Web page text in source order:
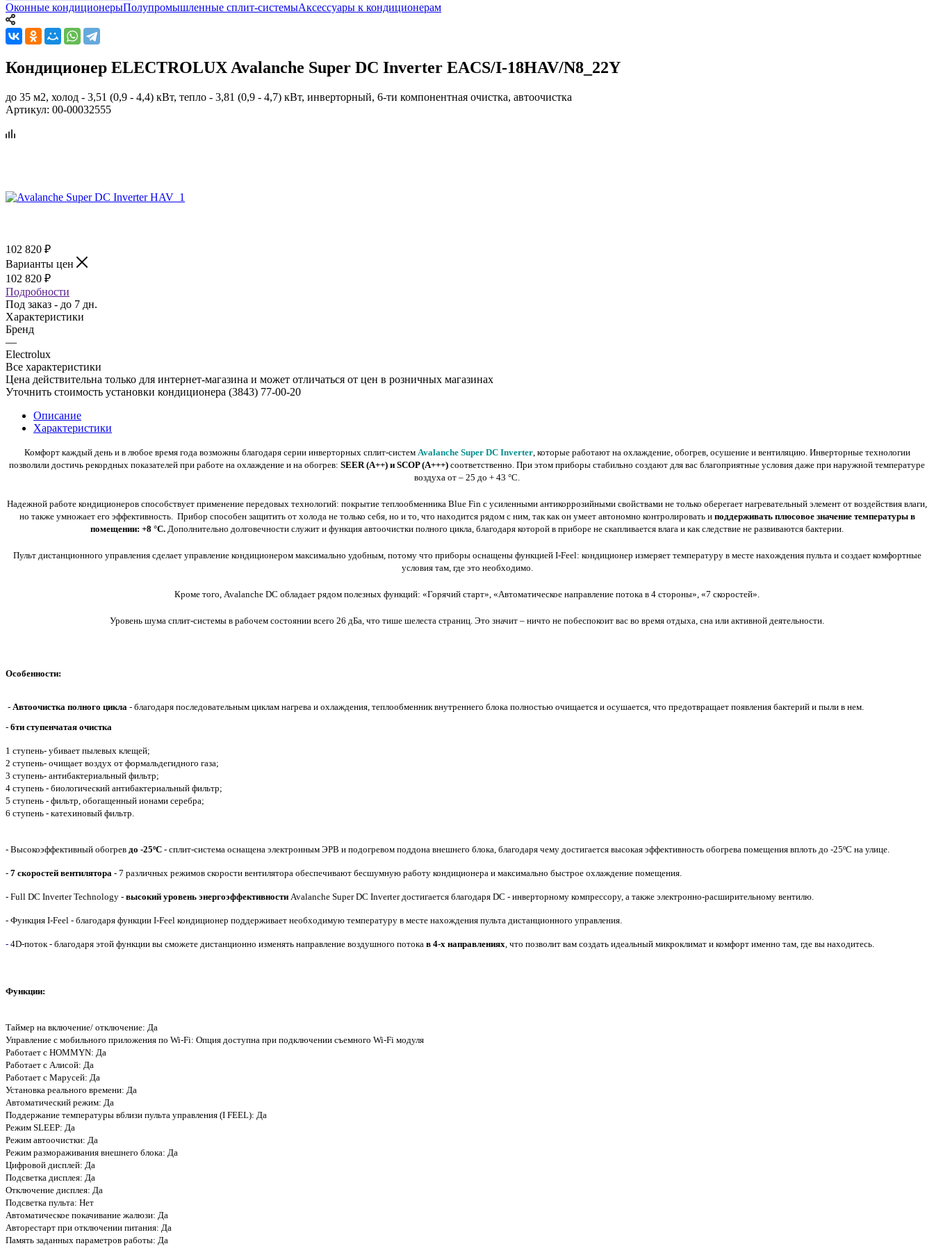
Оконные кондиционерыПолупромышленные сплит-системыАксессуары к кондиционерам
Кондиционер ELECTROLUX Avalanche Super DC Inverter EACS/I-18HAV/N8_22Y
до 35 м2, холод - 3,51 (0,9 - 4,4) кВт, тепло - 3,81 (0,9 - 4,7) кВт, инверторный, 6-ти компонентная очистка, автоочистка
Артикул: 00-00032555
102 820 ₽
Варианты цен
102 820 ₽
Подробности
Под заказ - до 7 дн.
Характеристики
Бренд
—
Electrolux
Все характеристики
Цена действительна только для интернет-магазина и может отличаться от цен в розничных магазинах
Уточнить стоимость установки кондиционера (3843) 77-00-20
Описание
Характеристики
Комфорт каждый день и в любое время года возможны благодаря серии инверторных сплит-систем Avalanche Super DC Inverter, которые работают на охлаждение, обогрев, осушение и вентиляцию. Инверторные технологии
позволили достичь рекордных показателей при работе на охлаждение и на обогрев: SEER (A++) и SCOP (A+++) соответственно. При этом приборы стабильно создают для вас благоприятные условия даже при наружной температуре
воздуха от – 25 до + 43 °С.
Надежной работе кондиционеров способствует применение передовых технологий: покрытие теплообменника Blue Fin с усиленными антикоррозийными свойствами не только оберегает нагревательный элемент от воздействия влаги,
но также умножает его эффективность. Прибор способен защитить от холода не только себя, но и то, что находится рядом с ним, так как он умеет автономно контролировать и поддерживать плюсовое значение температуры в
помещении: +8 °С. Дополнительно долговечности служит и функция автоочистки полного цикла, благодаря которой в приборе не скапливается влага и как следствие не развиваются бактерии.
Пульт дистанционного управления сделает управление кондиционером максимально удобным, потому что приборы оснащены функцией I-Feel: кондиционер измеряет температуру в месте нахождения пульта и создает комфортные
условия там, где это необходимо.
Кроме того, Avalanche DC обладает рядом полезных функций: «Горячий старт», «Автоматическое направление потока в 4 стороны», «7 скоростей».
Уровень шума сплит-системы в рабочем состоянии всего 26 дБа, что тише шелеста страниц. Это значит – ничто не побеспокоит вас во время отдыха, сна или активной деятельности.
Особенности:
- Автоочистка полного цикла - благодаря последовательным циклам нагрева и охлаждения, теплообменник внутреннего блока полностью очищается и осушается, что предотвращает появления бактерий и пыли в нем.
- 6ти ступенчатая очистка
1 ступень- убивает пылевых клещей;
2 ступень- очищает воздух от формальдегидного газа;
3 ступень- антибактериальный фильтр;
4 ступень - биологический антибактериальный фильтр;
5 ступень - фильтр, обогащенный ионами серебра;
6 ступень - катехиновый фильтр.
- Высокоэффективный обогрев до -25ºС - сплит-система оснащена электронным ЭРВ и подогревом поддона внешнего блока, благодаря чему достигается высокая эффективность обогрева помещения вплоть до -25ºС на улице.
- 7 скоростей вентилятора - 7 различных режимов скорости вентилятора обеспечивают бесшумную работу кондиционера и максимально быстрое охлаждение помещения.
- Full DC Inverter Technology - высокий уровень энергоэффективности Avalanche Super DC Inverter достигается благодаря DC - инверторному компрессору, а также электронно-расширительному вентилю.
- Функция I-Feel - благодаря функции I-Feel кондиционер поддерживает необходимую температуру в месте нахождения пульта дистанционного управления.
- 4D-поток - благодаря этой функции вы сможете дистанционно изменять направление воздушного потока в 4-х направлениях , что позволит вам создать идеальный микроклимат и комфорт именно там, где вы находитесь.
Функции:
Таймер на включение/ отключение: Да
Управление c мобильного приложения по Wi-Fi: Опция доступна при подключении съемного Wi-Fi модуля
Работает с HOMMYN: Да
Работает с Алисой: Да
Работает с Марусей: Да
Установка реального времени: Да
Автоматический режим: Да
Поддержание температуры вблизи пульта управления (I FEEL): Да
Режим SLEEP: Да
Режим автоочистки: Да
Режим размораживания внешнего блока: Да
Цифровой дисплей: Да
Подсветка дисплея: Да
Отключение дисплея: Да
Подсветка пульта: Нет
Автоматическое покачивание жалюзи: Да
Авторестарт при отключении питания: Да
Память заданных параметров работы: Да